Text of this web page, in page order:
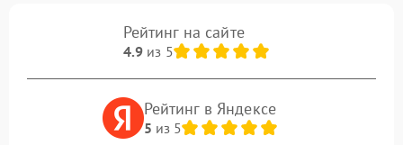
Рейтинг на сайте
4.9из 5
Рейтинг в Яндексе
5 из 5